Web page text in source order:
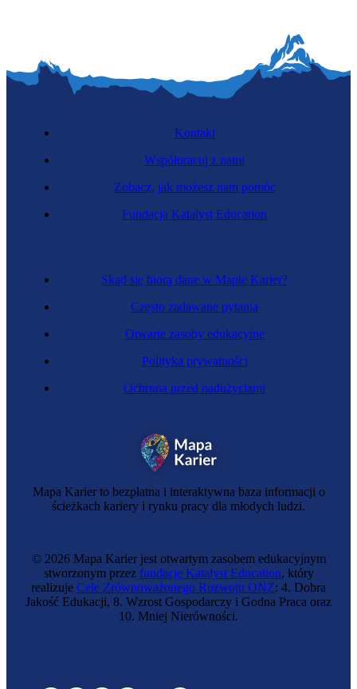
Mapa Karier to bezpłatna i interaktywna baza informacji o
ścieżkach kariery i rynku pracy dla młodych ludzi.
Skąd się biorą dane w Mapie Karier?
Często zadawane pytania
Otwarte zasoby edukacyjne
Polityka prywatności
Ochrona przed nadużyciami
Kontakt
Współpracuj z nami
Zobacz, jak możesz nam pomóc
Fundacja Katalyst Education
© 2026 Mapa Karier jest otwartym zasobem edukacyjnym
stworzonym przez fundację Katalyst Education, który
realizuje Cele Zrównoważonego Rozwoju ONZ: 4. Dobra
Jakość Edukacji, 8. Wzrost Gospodarczy i Godna Praca oraz
10. Mniej Nierówności.